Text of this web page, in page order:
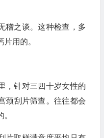
稽之谈。这种检查，多
用的。
，针对三四十岁女性的
刮片筛查。往往都会